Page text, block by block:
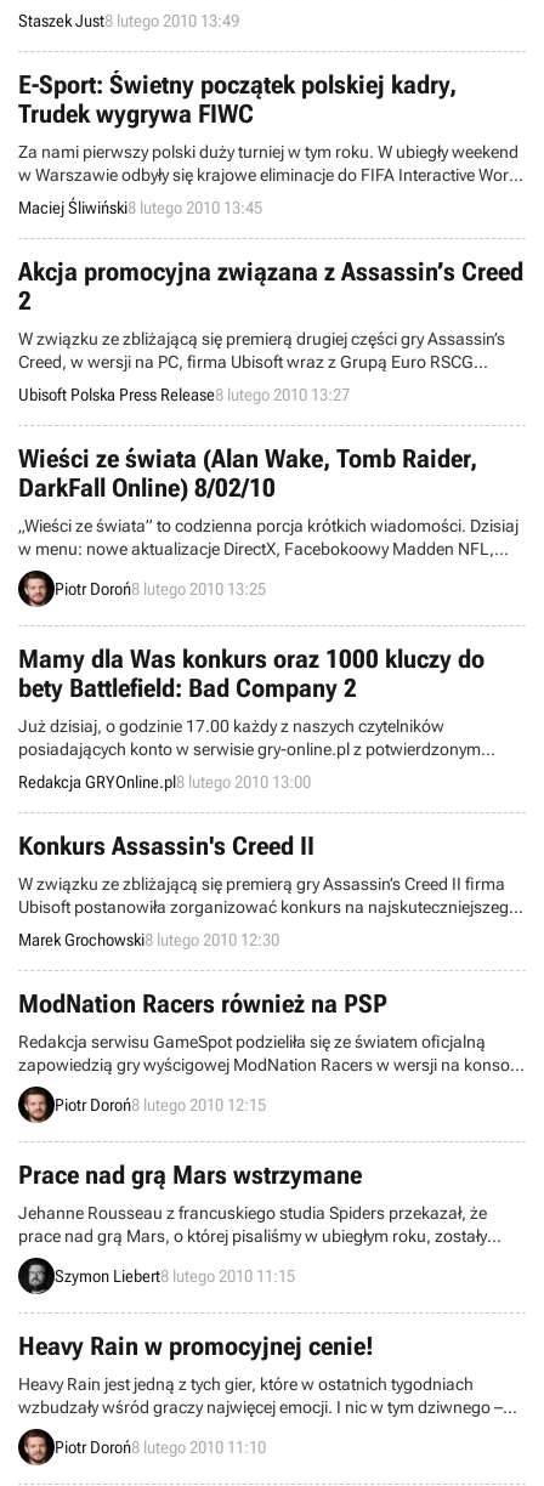
2009 roku wydano w Polsce 629 gier wideo na siedem platform. Gry
te zostały wprowadzone na rynek przez 20 firm, ale połowa z nich
(ta aktywniejsza) odpowiada za 94,44% produktów, jakie mieliśmy
okazję oglądać na półkach sklepowych. Z kolei ponad połowa gier
(54,53%) pochodzi od zaledwie trzech dystrybutorów: CD Projekt,
Cenega Poland i Electronic Arts Polska.
Staszek Just8 lutego 2010 13:49
E-Sport: Świetny początek polskiej kadry,
Trudek wygrywa FIWC
Za nami pierwszy polski duży turniej w tym roku. W ubiegły weekend
w Warszawie odbyły się krajowe eliminacje do FIFA Interactive World
Cup – zawodów organizowanych wspólnie przez Electronic Arts i
Sony, przy współpracy ze światową federacją piłkarską FIFA.
Maciej Śliwiński8 lutego 2010 13:45
Akcja promocyjna związana z Assassin’s Creed
2
W związku ze zbliżającą się premierą drugiej części gry Assassin’s
Creed, w wersji na PC, firma Ubisoft wraz z Grupą Euro RSCG
przygotowała dla internautów grę, w której każdy będzie mógł, choć
na chwilę, wcielić się w średniowiecznego zabójcę.
Ubisoft Polska Press Release8 lutego 2010 13:27
Wieści ze świata (Alan Wake, Tomb Raider,
DarkFall Online) 8/02/10
„Wieści ze świata” to codzienna porcja krótkich wiadomości. Dzisiaj
w menu: nowe aktualizacje DirectX, Facebokoowy Madden NFL,
Osiągnięcia w Alan Wake i inne. Zapraszamy do lektury.
Piotr Doroń8 lutego 2010 13:25
Mamy dla Was konkurs oraz 1000 kluczy do
bety Battlefield: Bad Company 2
Już dzisiaj, o godzinie 17.00 każdy z naszych czytelników
posiadających konto w serwisie gry-online.pl z potwierdzonym
adresem e-mail, będzie mógł otrzymać klucz do bety nowego
Battlefielda, która potrwa do 25 lutego bieżącego roku.
Redakcja GRYOnline.pl8 lutego 2010 13:00
Konkurs Assassin's Creed II
W związku ze zbliżającą się premierą gry Assassin’s Creed II firma
Ubisoft postanowiła zorganizować konkurs na najskuteczniejszego,
wirtualnego zabójcę. Aby wygrać, należy zdobyć jak najwięcej
punktów w grze internetowej o nazwie Projekt Assassin. Zwycięzca
konkursu może liczyć na niecodzienną nagrodę.
Marek Grochowski8 lutego 2010 12:30
ModNation Racers również na PSP
Redakcja serwisu GameSpot podzieliła się ze światem oficjalną
zapowiedzią gry wyścigowej ModNation Racers w wersji na konsolę
PSP – dotąd zaanonsowanej wyłącznie na PlayStation 3. Ujawniła
przy tym kilka istotnych faktów na jej temat.
Piotr Doroń8 lutego 2010 12:15
Prace nad grą Mars wstrzymane
Jehanne Rousseau z francuskiego studia Spiders przekazał, że
prace nad grą Mars, o której pisaliśmy w ubiegłym roku, zostały
tymczasowo wstrzymane. Produkcja ma docelowo trafić na pecety i
konsole (Xbox 360, PlayStation 3), ale na razie deweloper ma
Szymon Liebert8 lutego 2010 11:15
Heavy Rain w promocyjnej cenie!
Heavy Rain jest jedną z tych gier, które w ostatnich tygodniach
wzbudzały wśród graczy najwięcej emocji. I nic w tym dziwnego –
dzieło studia Quantic Dream, zapowiada się na produkcję niezwykle
dopracowaną. Z myślą o wszystkich osobach planujących zakup
Piotr Doroń8 lutego 2010 11:10